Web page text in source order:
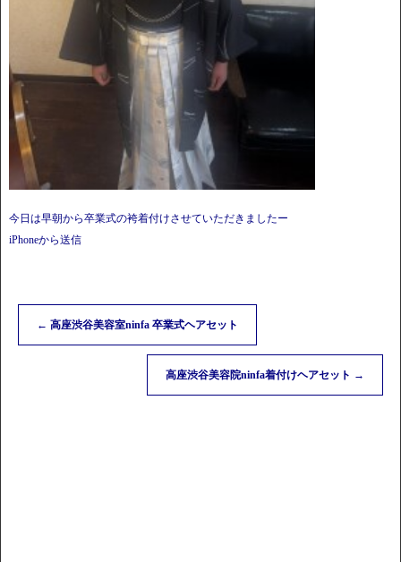
今日は早朝から卒業式の袴着付けさせていただきましたー
iPhoneから送信
← 高座渋谷美容室ninfa 卒業式ヘアセット
高座渋谷美容院ninfa着付けヘアセット →